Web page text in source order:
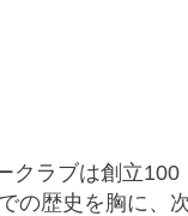
クラブは創立100
の歴史を胸に、